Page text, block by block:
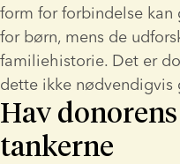
form for forbindelse
for børn, mens de
familiehistorie. Det er
dette ikke
Hav
tankerne